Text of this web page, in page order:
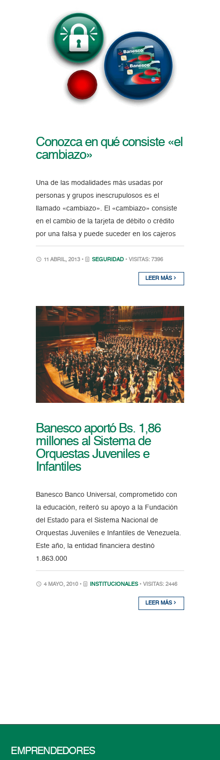
Conozca en qué consiste «el
cambiazo»
Una de las modalidades más usadas por
personas y grupos inescrupulosos es el
llamado «cambiazo». El «cambiazo» consiste
en el cambio de la tarjeta de débito o crédito
por una falsa y puede suceder en los cajeros
11 ABRIL, 2013 • SEGURIDAD • VISITAS: 7396
LEER MÁS
Banesco aportó Bs. 1,86
millones al Sistema de
Orquestas Juveniles e
Infantiles
Banesco Banco Universal, comprometido con
la educación, reiteró su apoyo a la Fundación
del Estado para el Sistema Nacional de
Orquestas Juveniles e Infantiles de Venezuela.
Este año, la entidad financiera destinó
1.863.000
4 MAYO, 2010 • INSTITUCIONALES • VISITAS: 2446
LEER MÁS
EMPRENDEDORES